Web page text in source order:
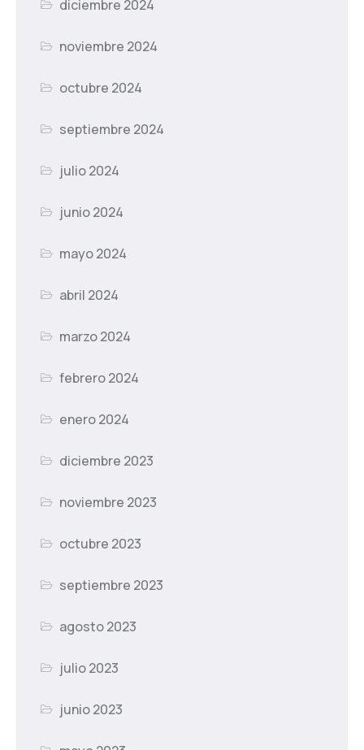
diciembre 2024
noviembre 2024
octubre 2024
septiembre 2024
julio 2024
junio 2024
mayo 2024
abril 2024
marzo 2024
febrero 2024
enero 2024
diciembre 2023
noviembre 2023
octubre 2023
septiembre 2023
agosto 2023
julio 2023
junio 2023